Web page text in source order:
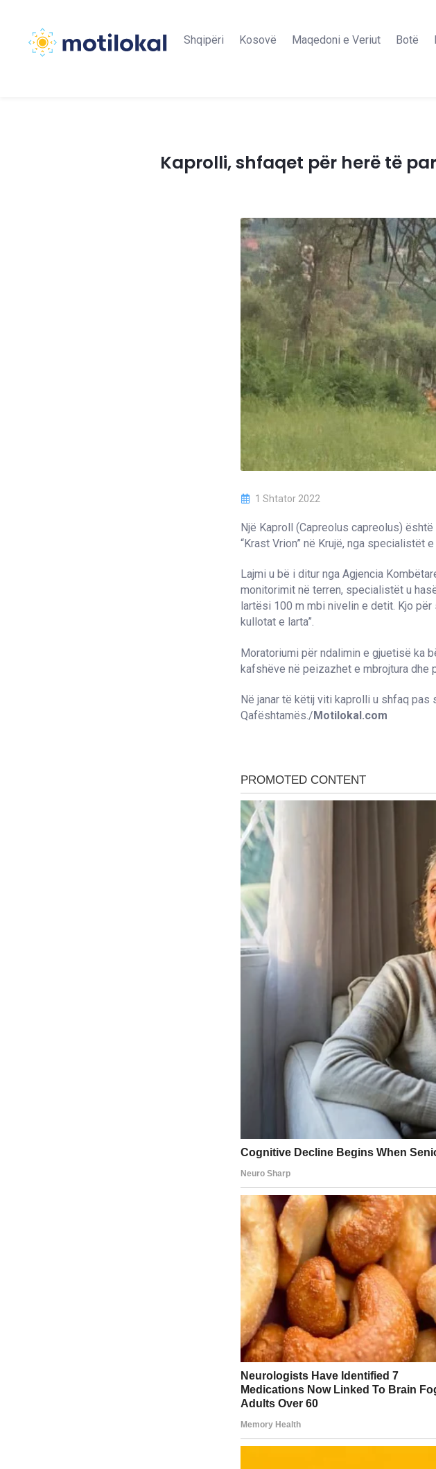
Shqipëri Kosovë Maqedoni e Veriut Botë
Kaprolli, shfaqet për herë të
1 Shtator 2022
Një Kaproll (Capreolus capreolus)
“Krast Vrion” në Krujë, nga specialistët
Lajmi u bë i ditur nga Agjencia
monitorimit në terren, specialistët u
lartësi 100 m mbi nivelin e detit. Kjo
kullotat e larta”.
Moratoriumi për ndalimin e gjuetisë ka
kafshëve në peizazhet e mbrojtura dhe
Në janar të këtij viti kaprolli u shfaq
Qafështamës./ Motilokal.com